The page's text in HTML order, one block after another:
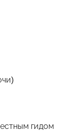
гидом